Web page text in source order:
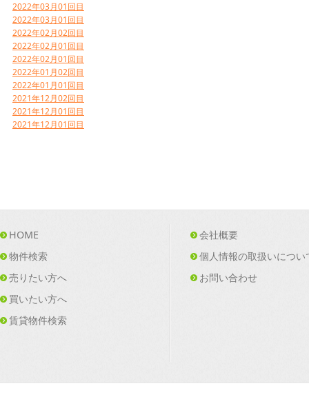
2022年03月01回目
2022年03月01回目
2022年02月02回目
2022年02月01回目
2022年02月01回目
2022年01月02回目
2022年01月01回目
2021年12月02回目
2021年12月01回目
2021年12月01回目
HOME
物件検索
売りたい方へ
買いたい方へ
賃貸物件検索
会社概要
個人情報の取扱いについ
お問い合わせ